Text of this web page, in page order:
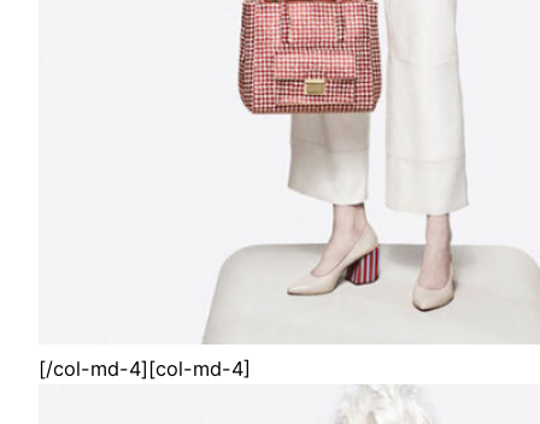
[/col-md-4][col-md-4]